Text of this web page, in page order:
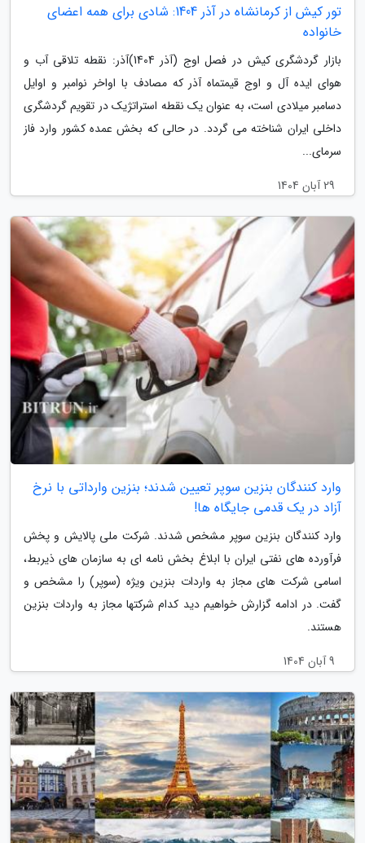
تور کیش از کرمانشاه در آذر 1404: شادی برای همه اعضای
خانواده
بازار گردشگری کیش در فصل اوج (آذر 1404)آذر: نقطه تلاقی آب و
هوای ایده آل و اوج قیمتماه آذر که مصادف با اواخر نوامبر و اوایل
دسامبر میلادی است، به عنوان یک نقطه استراتژیک در تقویم گردشگری
داخلی ایران شناخته می گردد. در حالی که بخش عمده کشور وارد فاز
سرمای...
29 آبان 1404
وارد کنندگان بنزین سوپر تعیین شدند؛ بنزین وارداتی با نرخ
آزاد در یک قدمی جایگاه ها!
وارد کنندگان بنزین سوپر مشخص شدند. شرکت ملی پالایش و پخش
فرآورده های نفتی ایران با ابلاغ بخش نامه ای به سازمان های ذیربط،
اسامی شرکت های مجاز به واردات بنزین ویژه (سوپر) را مشخص و
گفت. در ادامه گزارش خواهیم دید کدام شرکتها مجاز به واردات بنزین
هستند.
9 آبان 1404